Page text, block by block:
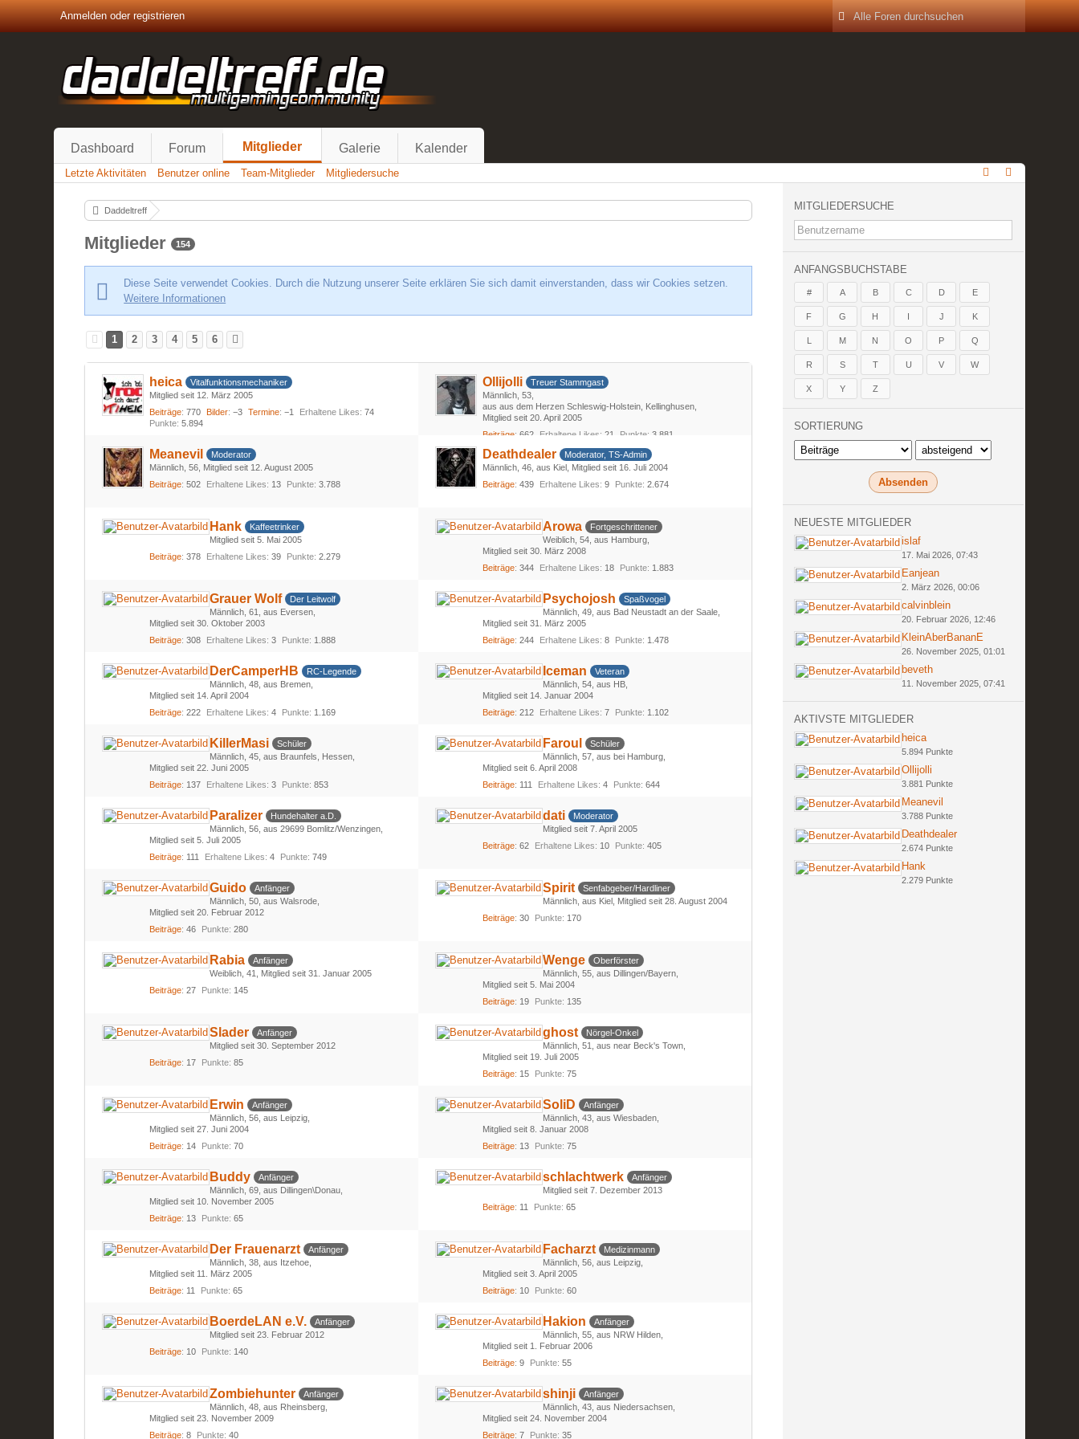
Anmelden oder registrieren
Dashboard Forum Mitglieder Galerie Kalender
Letzte Aktivitäten Benutzer online Team-Mitglieder Mitgliedersuche
Daddeltreff
Mitglieder 154
Diese Seite verwendet Cookies. Durch die Nutzung unserer Seite erklären Sie sich damit einverstanden, dass wir Cookies setzen.
Weitere Informationen
1 2 3 4 5 6
heica
Vitalfunktionsmechaniker
Mitglied seit 12. März 2005
Beiträge 770 Bilder −3 Termine −1 Erhaltene Likes
74
Punkte 5.894
Ollijolli
Treuer Stammgast
Männlich 53
aus aus dem Herzen Schleswig-Holstein, Kellinghusen
Mitglied seit 20. April 2005
Beiträge 662 Erhaltene Likes 21 Punkte 3.881
Meanevil
Moderator
Männlich 56 Mitglied seit 12. August 2005
Beiträge 502 Erhaltene Likes 13 Punkte 3.788
Deathdealer
Moderator, TS-Admin
Männlich 46 aus Kiel Mitglied seit 16. Juli 2004
Beiträge 439 Erhaltene Likes 9 Punkte 2.674
Hank
Kaffeetrinker
Mitglied seit 5. Mai 2005
Beiträge 378 Erhaltene Likes 39 Punkte 2.279
Arowa
Fortgeschrittener
Weiblich 54 aus Hamburg
Mitglied seit 30. März 2008
Beiträge 344 Erhaltene Likes 18 Punkte 1.883
Grauer Wolf
Der Leitwolf
Männlich 61
aus Eversen
Mitglied seit 30. Oktober 2003
Beiträge 308 Erhaltene Likes 3 Punkte 1.888
Psychojosh
Spaßvogel
Männlich 49 aus Bad Neustadt an der Saale
Mitglied seit 31. März 2005
Beiträge 244 Erhaltene Likes 8 Punkte 1.478
DerCamperHB
RC-Legende
Männlich 48 aus Bremen
Mitglied seit 14. April 2004
Beiträge 222 Erhaltene Likes 4 Punkte 1.169
Iceman
Veteran
Männlich 54 aus HB
Mitglied seit 14. Januar 2004
Beiträge 212 Erhaltene Likes 7 Punkte 1.102
KillerMasi
Schüler
Männlich 45 aus Braunfels, Hessen
Mitglied seit 22. Juni 2005
Beiträge 137 Erhaltene Likes 3 Punkte 853
Faroul
Schüler
Männlich 57 aus bei Hamburg
Mitglied seit 6. April 2008
Beiträge 111 Erhaltene Likes 4 Punkte 644
Paralizer
Hundehalter a.D.
Männlich 56 aus 29699 Bomlitz/Wenzingen
Mitglied seit 5. Juli 2005
Beiträge 111 Erhaltene Likes 4 Punkte 749
dati
Moderator
Mitglied seit 7. April 2005
Beiträge 62 Erhaltene Likes 10 Punkte 405
Guido
Anfänger
Männlich 50 aus Walsrode
Mitglied seit 20. Februar 2012
Beiträge 46 Punkte 280
Spirit
Senfabgeber/Hardliner
Männlich aus Kiel Mitglied seit 28. August 2004
Beiträge 30 Punkte 170
Rabia
Anfänger
Weiblich 41
Mitglied seit 31. Januar 2005
Beiträge 27 Punkte 145
Wenge
Oberförster
Männlich 55 aus Dillingen/Bayern
Mitglied seit 5. Mai 2004
Beiträge 19 Punkte 135
Slader
Anfänger
Mitglied seit 30. September 2012
Beiträge 17 Punkte 85
ghost
Nörgel-Onkel
Männlich 51
aus near Beck's Town
Mitglied seit 19. Juli 2005
Beiträge 15 Punkte 75
Erwin
Anfänger
Männlich 56 aus Leipzig
Mitglied seit 27. Juni 2004
Beiträge 14 Punkte 70
SoliD
Anfänger
Männlich 43 aus Wiesbaden
Mitglied seit 8. Januar 2008
Beiträge 13 Punkte 75
Buddy
Anfänger
Männlich 69 aus Dillingen\Donau
Mitglied seit 10. November 2005
Beiträge 13 Punkte 65
schlachtwerk
Anfänger
Mitglied seit 7. Dezember 2013
Beiträge 11 Punkte 65
Der Frauenarzt
Anfänger
Männlich 38 aus Itzehoe
Mitglied seit 11. März 2005
Beiträge 11 Punkte 65
Facharzt
Medizinmann
Männlich 56 aus Leipzig
Mitglied seit 3. April 2005
Beiträge 10 Punkte 60
BoerdeLAN e.V.
Anfänger
Mitglied seit 23. Februar 2012
Beiträge 10 Punkte 140
Hakion
Anfänger
Männlich 55 aus NRW Hilden
Mitglied seit 1. Februar 2006
Beiträge 9 Punkte 55
Zombiehunter
Anfänger
Männlich 48 aus Rheinsberg
Mitglied seit 23. November 2009
Beiträge 8 Punkte 40
shinji
Anfänger
Männlich 43 aus Niedersachsen
Mitglied seit 24. November 2004
Beiträge 7 Punkte 35
MITGLIEDERSUCHE
ANFANGSBUCHSTABE
# A B C D E
F G H I J K
L M N O P Q
R S T U V W
X Y Z
SORTIERUNG
NEUESTE MITGLIEDER
islaf
17. Mai 2026, 07:43
Eanjean
2. März 2026, 00:06
calvinblein
20. Februar 2026, 12:46
KleinAberBananE
26. November 2025, 01:01
beveth
11. November 2025, 07:41
AKTIVSTE MITGLIEDER
heica
5.894 Punkte
Ollijolli
3.881 Punkte
Meanevil
3.788 Punkte
Deathdealer
2.674 Punkte
Hank
2.279 Punkte